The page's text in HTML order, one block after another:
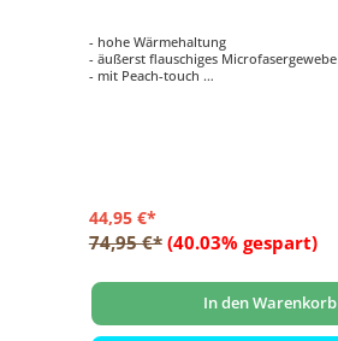
- hohe Wärmehaltung
- äußerst flauschiges Microfasergewebe
- mit Peach-touch
44,95 €*
74,95 €* (40.03% gespart)
In den Warenkorb